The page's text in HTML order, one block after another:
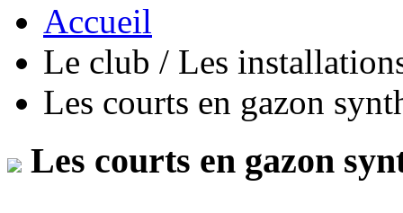
Accueil
Le club / Les
Les courts en gazon
Les courts en gazon